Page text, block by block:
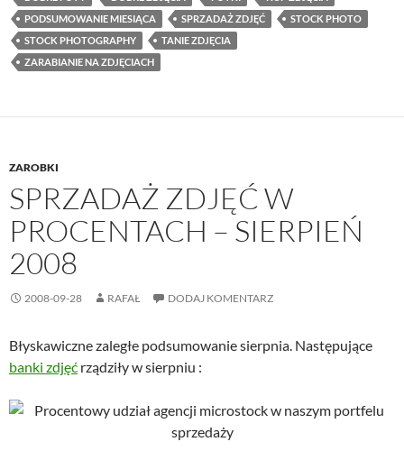
PODSUMOWANIE MIESIĄCA
SPRZADAŻ ZDJĘĆ
STOCK PHOTO
STOCK PHOTOGRAPHY
TANIE ZDJĘCIA
ZARABIANIE NA ZDJĘCIACH
ZAROBKI
SPRZADAŻ ZDJĘĆ W
PROCENTACH – SIERPIEŃ
2008
2008-09-28 RAFAŁ DODAJ KOMENTARZ
Błyskawiczne zaległe podsumowanie sierpnia. Następujące
banki zdjęć rządziły w sierpniu :